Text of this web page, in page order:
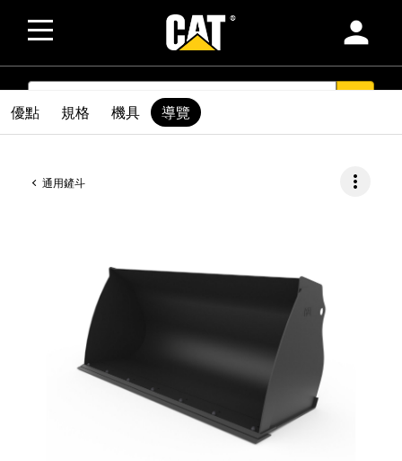
person
SEARCH
通用鏟斗 more_vert
優點 規格 機具 導覽